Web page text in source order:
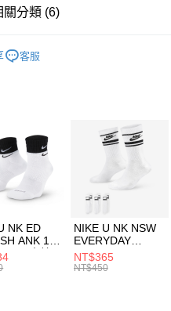
商業銀行
國際商業銀行
AFTEE先享後付」】
心：先確認商品／服務後，再付款。
先享後付」結帳流程】
結帳方式選擇「AFTEE先享後付」後，
帳頁面，進行簡訊認證並確認金額後，即
單成立數日內，您將收到繳費通知簡訊。
到繳費通知簡訊後14天內，點擊此簡訊
網路銀行／等多元方式進行付款，方
意：結帳手續完成當下不需立刻繳費，
品的店家。未經商家同意取消之訂單仍
繳納相關費用。
，滿NT$1,500(含以上)免運費
，滿NT$1,500(含以上)免運費
市自取
，滿NT$1,500(含以上)免運費
關分類 (6)
春日輕出走｜休閒鞋 4折起
兒童/青少年｜鞋服6折起
客服
NK ED
ANK 1P
男 中統
NIKE U NK NSW
EVERYDAY
ESSENTIAL CR
男女 短統襪
NT$365
NT$450